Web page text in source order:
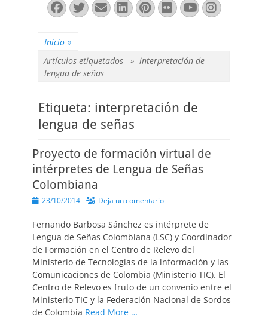
Facebook
Twitter
Correo
electrónico
LinkedIn
Pinterest
FlickrYouTube
Inicio »
Artículos etiquetados » interpretación de
lengua de señas
Etiqueta: interpretación de
lengua de señas
Proyecto de formación virtual de
intérpretes de Lengua de Señas
Colombiana
Publicado
23/10/2014 Deja un comentario
Fernando Barbosa Sánchez es intérprete de
Lengua de Señas Colombiana (LSC) y Coordinador
de Formación en el Centro de Relevo del
Ministerio de Tecnologías de la información y las
Comunicaciones de Colombia (Ministerio TIC). El
Centro de Relevo es fruto de un convenio entre el
Ministerio TIC y la Federación Nacional de Sordos
de Colombia Read More …